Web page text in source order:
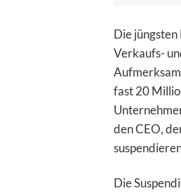
Die
Verkaufs-
fast 20
den CEO,
Die